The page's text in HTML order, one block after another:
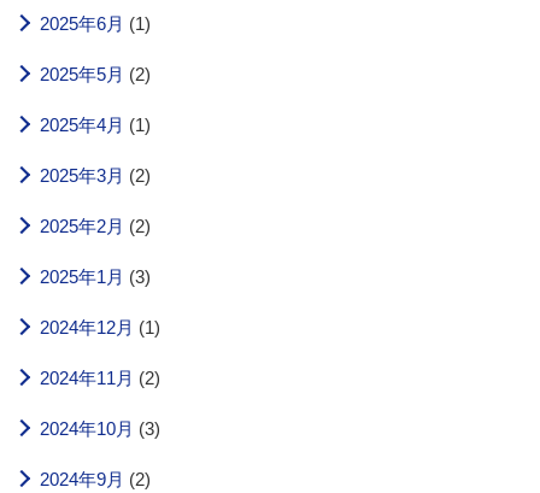
2025年6月 (1)
2025年5月 (2)
2025年4月 (1)
2025年3月 (2)
2025年2月 (2)
2025年1月 (3)
2024年12月 (1)
2024年11月 (2)
2024年10月 (3)
2024年9月 (2)